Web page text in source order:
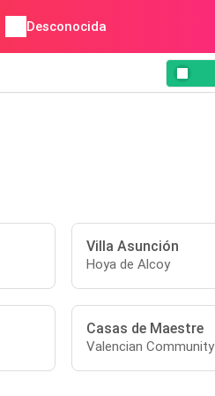
Desconocida
Villa Asunción
Hoya de Alcoy
Casas de Maestre
Valencian Community